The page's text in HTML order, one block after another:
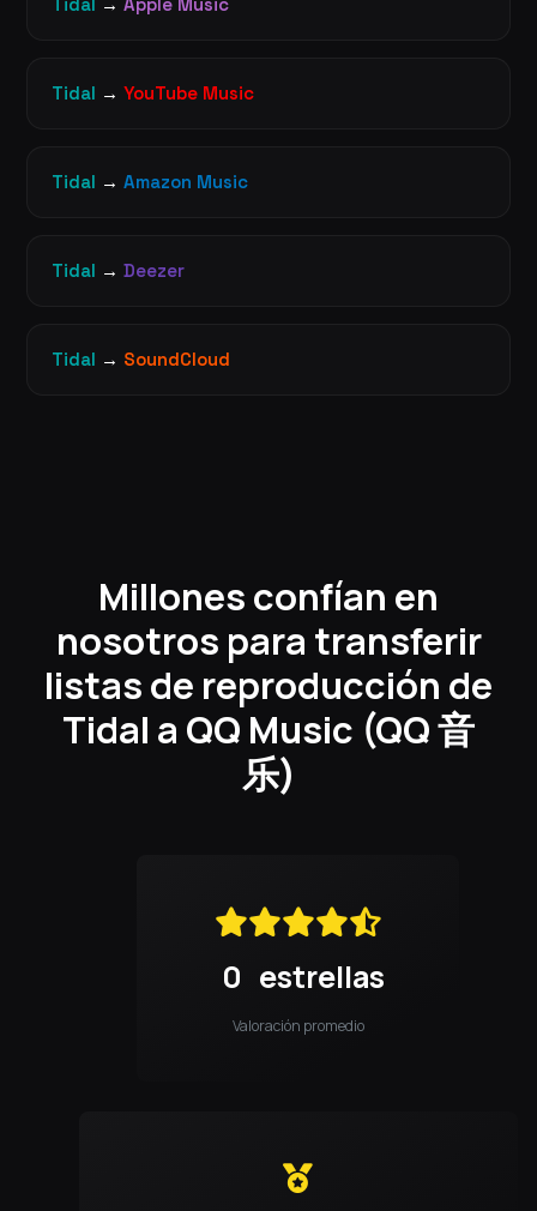
Tidal → YouTube Music
Tidal → Amazon Music
Tidal → Deezer
Tidal → SoundCloud
Millones confían en
nosotros para transferir
listas de reproducción de
Tidal a QQ Music (QQ 音
乐)
0 estrellas
Valoración promedio